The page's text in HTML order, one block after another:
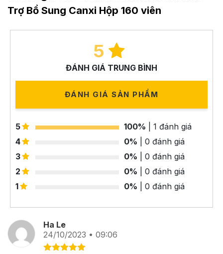
Trợ Bổ Sung Canxi Hộp 160 viên
5
ĐÁNH GIÁ TRUNG BÌNH
ĐÁNH GIÁ SẢN PHẨM
5 100% | 1 đánh giá
4
0% | 0 đánh giá
3
0% | 0 đánh giá
2
0% | 0 đánh giá
1
0% | 0 đánh giá
Ha Le
24/10/2023 • 09:06